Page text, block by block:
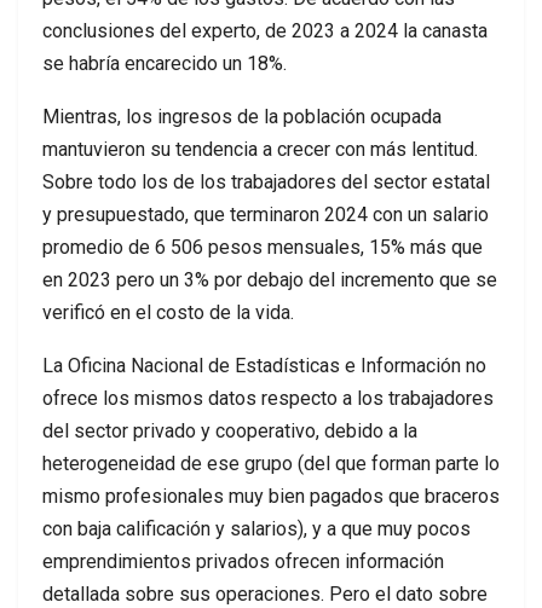
conclusiones del experto, de 2023 a 2024 la canasta
se habría encarecido un 18%.
Mientras, los ingresos de la población ocupada
mantuvieron su tendencia a crecer con más lentitud.
Sobre todo los de los trabajadores del sector estatal
y presupuestado, que terminaron 2024 con un salario
promedio de 6 506 pesos mensuales, 15% más que
en 2023 pero un 3% por debajo del incremento que se
verificó en el costo de la vida.
La Oficina Nacional de Estadísticas e Información no
ofrece los mismos datos respecto a los trabajadores
del sector privado y cooperativo, debido a la
heterogeneidad de ese grupo (del que forman parte lo
mismo profesionales muy bien pagados que braceros
con baja calificación y salarios), y a que muy pocos
emprendimientos privados ofrecen información
detallada sobre sus operaciones. Pero el dato sobre